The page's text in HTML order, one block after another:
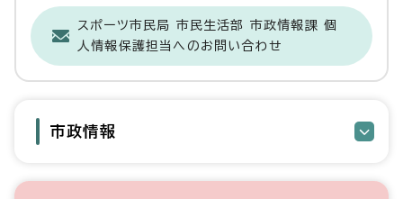
スポーツ市民局 市民生活部 市政情報課 個
人情報保護担当へのお問い合わせ
市政情報